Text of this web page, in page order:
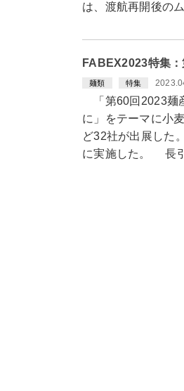
は、渡航再開後の
FABEX2023特集
麺類 特集
「第60回2023麺
に」をテーマに小
ど32社が出展した
に実施した。 長